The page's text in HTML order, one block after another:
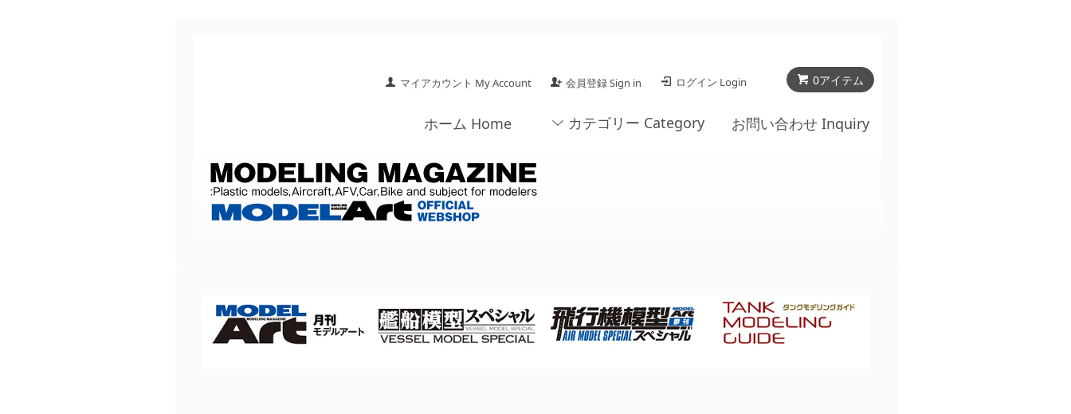
0アイテム
マイアカウント My Account 会員登録 Sign in ログイン Login
ホーム Home カテゴリー Category お問い合わせ Inquiry